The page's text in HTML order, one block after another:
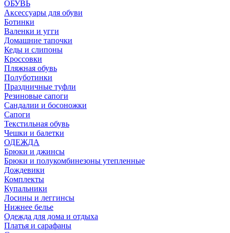
ОБУВЬ
Аксессуары для обуви
Ботинки
Валенки и угги
Домашние тапочки
Кеды и слипоны
Кроссовки
Пляжная обувь
Полуботинки
Праздничные туфли
Резиновые сапоги
Сандалии и босоножки
Сапоги
Текстильная обувь
Чешки и балетки
ОДЕЖДА
Брюки и джинсы
Брюки и полукомбинезоны утепленные
Дождевики
Комплекты
Купальники
Лосины и леггинсы
Нижнее белье
Одежда для дома и отдыха
Платья и сарафаны